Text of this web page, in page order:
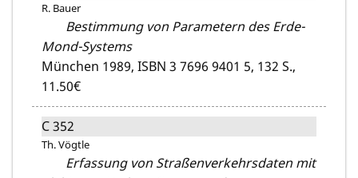
R. Bauer
Bestimmung von Parametern des Erde-
Mond-Systems
München 1989, ISBN 3 7696 9401 5, 132 S.,
11.50€
C 352
Th. Vögtle
Erfassung von Straßenverkehrsdaten mit